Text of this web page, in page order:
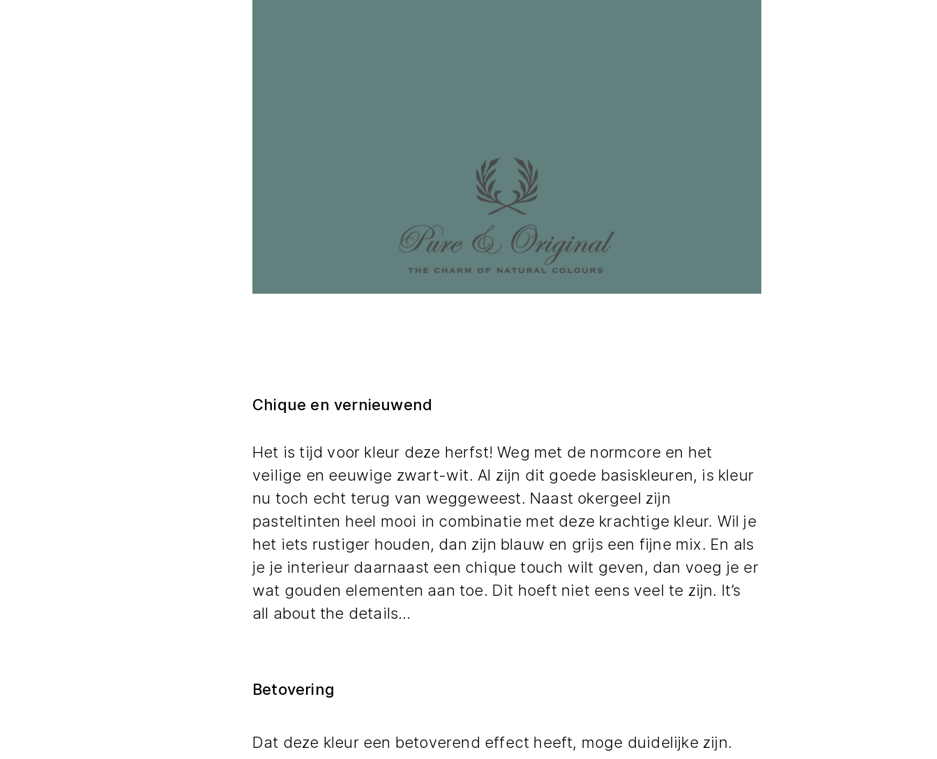
Chique en vernieuwend
Het is tijd voor kleur deze herfst! Weg met de normcore en het
veilige en eeuwige zwart-wit. Al zijn dit goede basiskleuren, is kleur
nu toch echt terug van weggeweest. Naast okergeel zijn
pasteltinten heel mooi in combinatie met deze krachtige kleur. Wil je
het iets rustiger houden, dan zijn blauw en grijs een fijne mix. En als
je je interieur daarnaast een chique touch wilt geven, dan voeg je er
wat gouden elementen aan toe. Dit hoeft niet eens veel te zijn. It’s
all about the details…
Betovering
Dat deze kleur een betoverend effect heeft, moge duidelijke zijn.